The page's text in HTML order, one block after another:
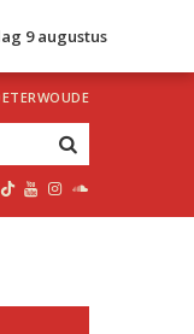
9 augustus